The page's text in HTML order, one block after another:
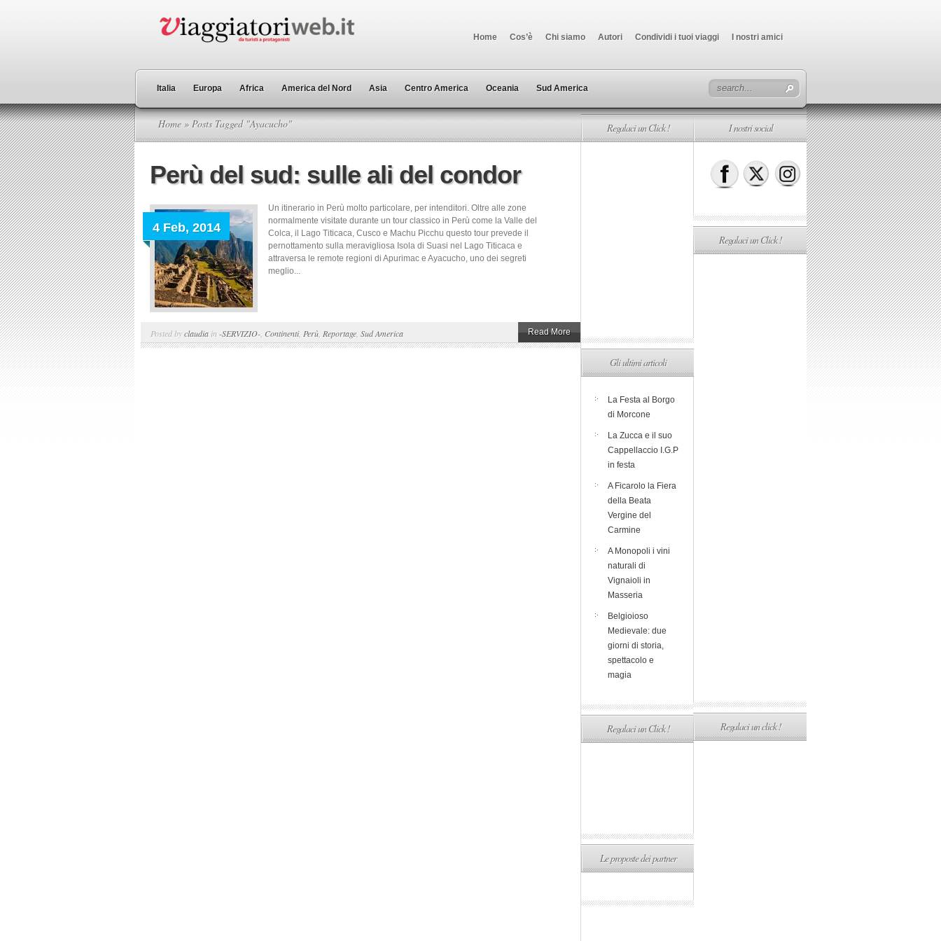
Home Cos’è Chi siamo Autori Condividi i tuoi viaggi I nostri amici
Italia Europa Africa America del Nord Asia Centro America Oceania Sud America
Home » Posts Tagged "Ayacucho"
Perù del sud: sulle ali del condor
4 Feb, 2014
Un itinerario in Perù molto particolare, per intenditori. Oltre alle zone
normalmente visitate durante un tour classico in Perù come la Valle del
Colca, il Lago Titicaca, Cusco e Machu Picchu questo tour prevede il
pernottamento sulla meravigliosa Isola di Suasi nel Lago Titicaca e
attraversa le remote regioni di Apurimac e Ayacucho, uno dei segreti
meglio...
Posted byclaudia in -SERVIZIO- Continenti, Perù Reportage Sud America Read More
Regalaci un Click !
Gli ultimi articoli
La Festa al Borgo
di Morcone
La Zucca e il suo
Cappellaccio I.G.P
in festa
A Ficarolo la Fiera
della Beata
Vergine del
Carmine
A Monopoli i vini
naturali di
Vignaioli in
Masseria
Belgioioso
Medievale: due
giorni di storia,
spettacolo e
magia
Regalaci un Click !
Le proposte dei partner
I nostri social
Regalaci un Click !
Regalaci un click !